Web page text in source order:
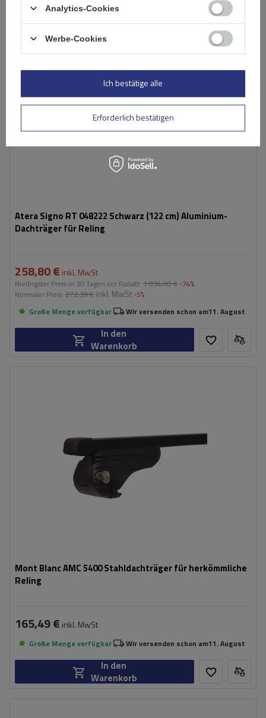
Atera Signo RT 048222 Schwarz (122 cm) Aluminium-
Dachträger für Reling
258,80 € inkl. MwSt
Niedrigster Preis in 30 Tagen vor Rabatt: 1 034,00 € -74%
Normaler Preis: 272,39 € inkl. MwSt -5%
Große Menge verfügbar
Wir versenden schon am11. August
In den
Warenkorb
Mont Blanc AMC 5400 Stahldachträger für herkömmliche
Reling
165,49 € inkl. MwSt
Große Menge verfügbar Wir versenden schon am11. August
In den
Warenkorb
Analytics-Cookies
Werbe-Cookies
Erforderlich bestätigen
Ich bestätige alle